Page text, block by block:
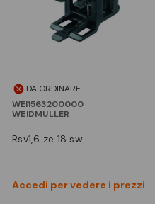
DA ORDINARE
WEI1563200000
WEIDMULLER
rsv1,6 ze 18 sw
Accedi per vedere i prezzi
Confronta